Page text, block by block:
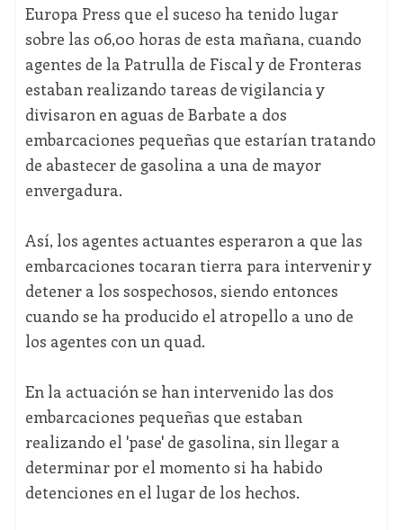
Europa Press que el suceso ha tenido lugar
sobre las 06,00 horas de esta mañana, cuando
agentes de la Patrulla de Fiscal y de Fronteras
estaban realizando tareas de vigilancia y
divisaron en aguas de Barbate a dos
embarcaciones pequeñas que estarían tratando
de abastecer de gasolina a una de mayor
envergadura.
Así, los agentes actuantes esperaron a que las
embarcaciones tocaran tierra para intervenir y
detener a los sospechosos, siendo entonces
cuando se ha producido el atropello a uno de
los agentes con un quad.
En la actuación se han intervenido las dos
embarcaciones pequeñas que estaban
realizando el 'pase' de gasolina, sin llegar a
determinar por el momento si ha habido
detenciones en el lugar de los hechos.